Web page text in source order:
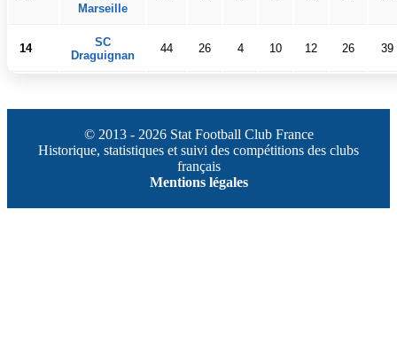
Marseille
14
SC
Draguignan
44 26 4 10 12 26 39
© 2013 - 2026 Stat Football Club France
Historique, statistiques et suivi des compétitions des clubs
français
Mentions légales